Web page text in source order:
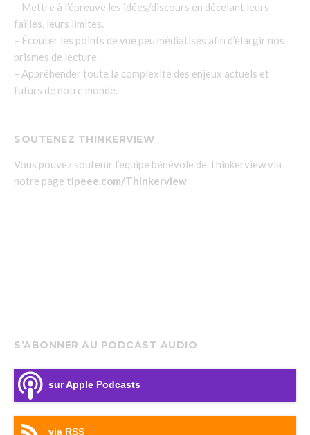
– Mettre à l’épreuve les idées/discours en décelant leurs
failles, leurs limites.
– Écouter les points de vue peu médiatisés afin d’élargir nos
prismes de lecture.
– Appréhender toute la complexité des enjeux actuels et
futurs de notre monde.
SOUTENEZ THINKERVIEW
Vous pouvez soutenir l’équipe bénévole de Thinkerview via
notre page tipeee.com/Thinkerview
S’ABONNER AU PODCAST AUDIO
sur Apple Podcasts
via RSS